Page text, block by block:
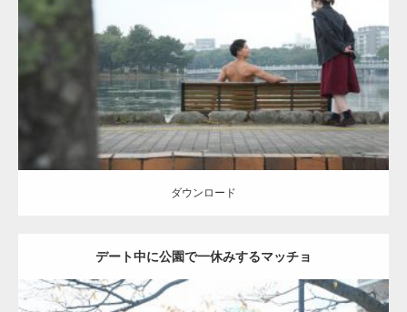
公園のマッチョ AKIHITO(細マッチョ) 背中
ダウンロード
ダウンロード
デート中に公園で一休みするマッチョ